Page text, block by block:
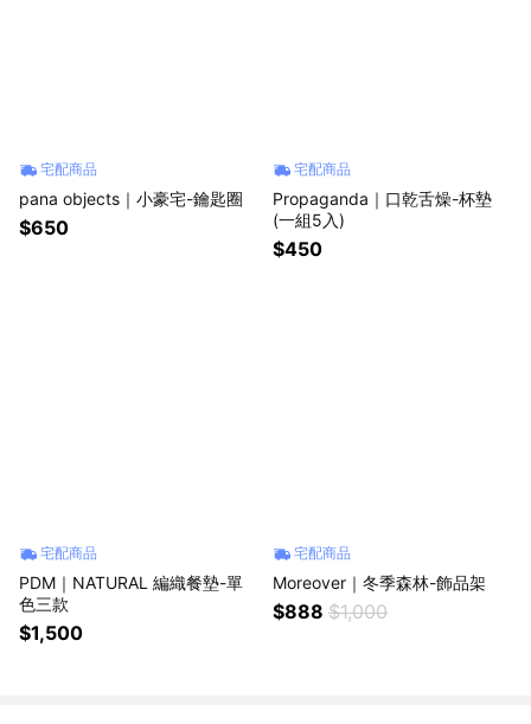
宅配商品
pana objects｜小豪宅-鑰匙圈
$650
宅配商品
Propaganda｜口乾舌燥-杯墊
(一組5入)
$450
宅配商品
PDM｜NATURAL 編織餐墊-單
色三款
$1,500
宅配商品
Moreover｜冬季森林-飾品架
$888 $1,000